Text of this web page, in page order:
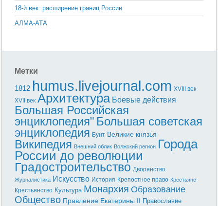
18-й век: расширение границ России
АЛМА-АТА
Метки
1812 humus.livejournal.com XVIII век
XVII век Архитектура Боевые действия
Большая Российская
энциклопедия" Большая советская
энциклопедия Бунт Великие князья
Википедия Внешний облик Волжский регион Города
России до революции
Градостроительство Дворянство
Журналистика Искусство История Крепостное право Крестьяне
Крестьянство Культура Монархия Образование
Общество Правление Екатерины II Православие